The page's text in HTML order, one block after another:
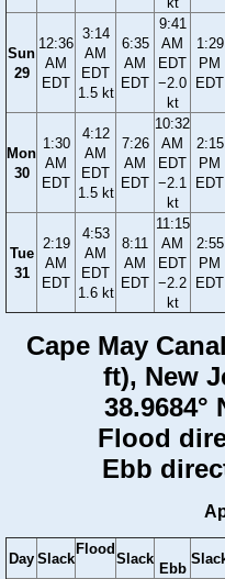
Sun
29
12:36
AM
EDT
3:14
AM
EDT
1.5 kt
6:35
AM
EDT
9:41
AM
EDT
−2.0
kt
1:29
PM
EDT
Mon
30
1:30
AM
EDT
4:12
AM
EDT
1.5 kt
7:26
AM
EDT
10:32
AM
EDT
−2.1
kt
2:15
PM
EDT
Tue
31
2:19
AM
EDT
4:53
AM
EDT
1.6 kt
8:11
AM
EDT
11:15
AM
EDT
−2.2
kt
2:55
PM
EDT
Cape May
ft), New
38.9684°
Flood
Ebb
Day Slack
Flood
Slack
Ebb